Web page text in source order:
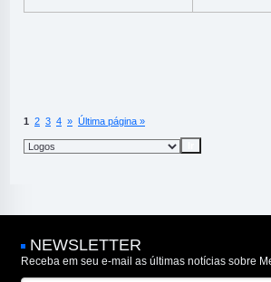
1 2 3 4 » Última página »
NEWSLETTER
Receba em seu e-mail as últimas notícias sobre